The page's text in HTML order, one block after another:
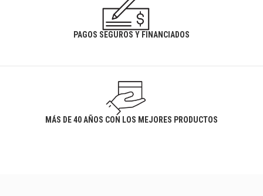
PAGOS SEGUROS Y FINANCIADOS
MÁS DE 40 AÑOS CON LOS MEJORES PRODUCTOS